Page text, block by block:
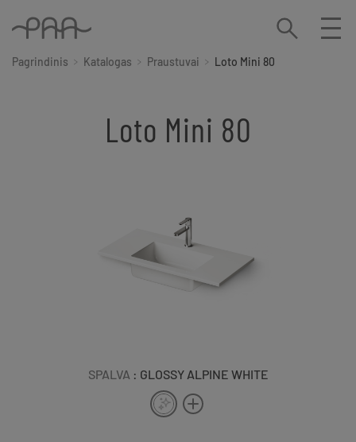
Pagrindinis Katalogas Praustuvai Loto Mini 80
Loto Mini 80
SPALVA : GLOSSY ALPINE WHITE